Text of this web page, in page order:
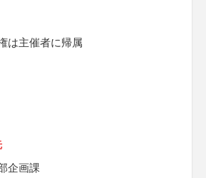
は主催者に帰属
企画課